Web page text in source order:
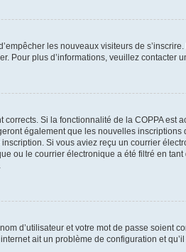
les nouveaux visiteurs de
Pour plus d’informations, veuillez contacter
Si la fonctionnalité de la COPPA est
également que les nouvelles
Si vous aviez reçu un courrier
ou le courrier électronique a été filtré en
d’utilisateur et votre mot de passe soient
ait un problème de configuration et